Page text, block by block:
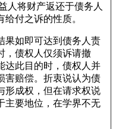
人将财产返还于债务人
付之诉的性质。
果如即可达到债务人责
，债权人仅须诉请撤
达此目的时，债权人并
害赔偿。折衷说认为债
形成权，但在请求权说
主要地位，在学界不无